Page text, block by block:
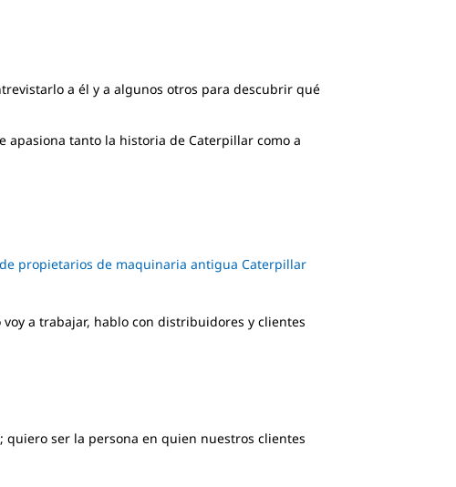
a él y a algunos otros para descubrir qué
apasiona tanto la historia de Caterpillar como a
propietarios de maquinaria antigua Caterpillar
a trabajar, hablo con distribuidores y clientes
ser la persona en quien nuestros clientes